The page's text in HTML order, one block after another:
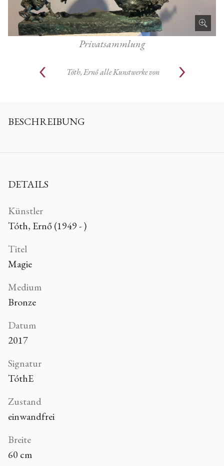
Privatsammlung
Tóth, Ernőalle Kunstwerke von
BESCHREIBUNG
DETAILS
Künstler
Tóth, Ernő (1949 - )
Titel
Magie
Medium
Bronze
Datum
2017
Signatur
TóthE
Zustand
einwandfrei
Breite
60 cm